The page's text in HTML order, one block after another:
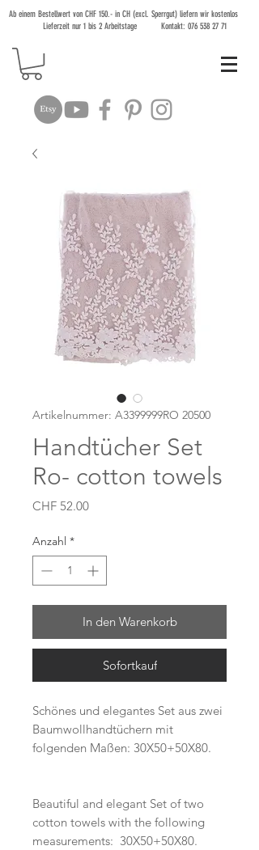
Ab einem Bestellwert von CHF 150.- in CH (excl. Sperrgut) liefern wir kostenlos
Lieferzeit nur 1 bis 2 Arbeitstage Kontakt: 076 538 27 71
Artikelnummer: A3399999RO 20500
Handtücher Set
Ro- cotton towels
CHF 52.00Preis
Anzahl *
In den Warenkorb
Sofortkauf
Schönes und elegantes Set aus zwei
Baumwollhandtüchern mit
folgenden Maßen: 30X50+50X80.
Beautiful and elegant Set of two
cotton towels with the following
measurements: 30X50+50X80.